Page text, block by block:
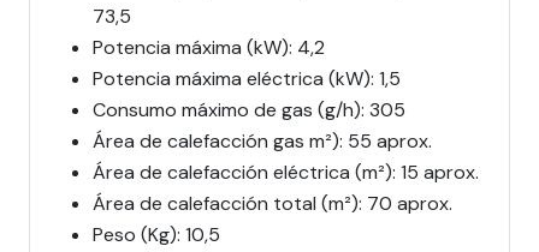
73,5
Potencia máxima (kW): 4,2
Potencia máxima eléctrica (kW): 1,5
Consumo máximo de gas (g/h): 305
Área de calefacción gas m²): 55 aprox.
Área de calefacción eléctrica (m²): 15 aprox.
Área de calefacción total (m²): 70 aprox.
Peso (Kg): 10,5